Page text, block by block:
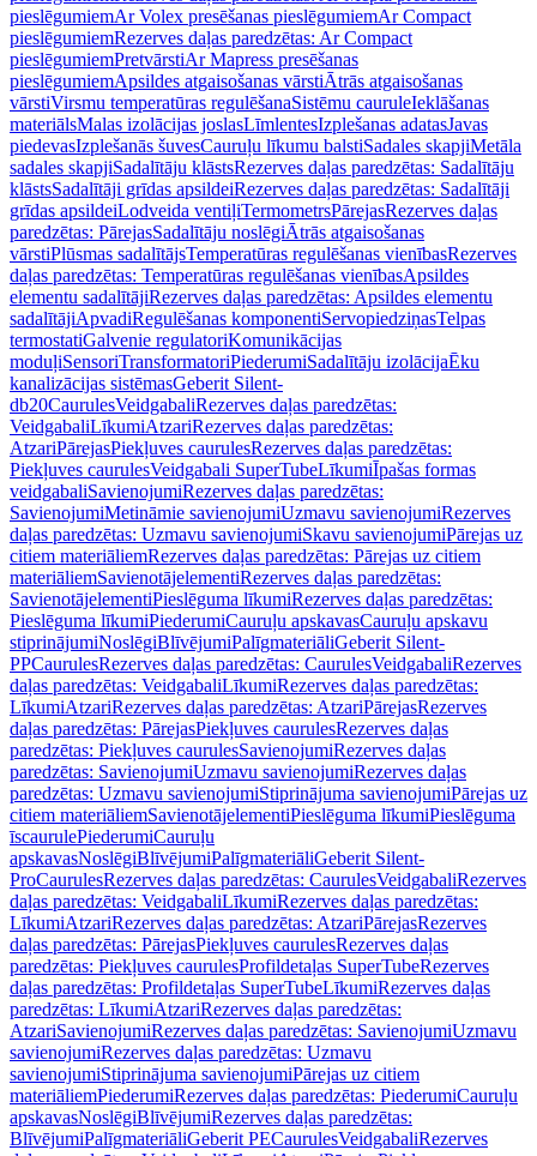
pieslēgumiemAr Volex presēšanas pieslēgumiemAr Compact
pieslēgumiemRezerves daļas paredzētas: Ar Compact
pieslēgumiemPretvārstiAr Mapress presēšanas
pieslēgumiemApsildes atgaisošanas vārstiĀtrās atgaisošanas
vārstiVirsmu temperatūras regulēšanaSistēmu cauruleIeklāšanas
materiālsMalas izolācijas joslasLīmlentesIzplešanas adatasJavas
piedevasIzplešanās šuvesCauruļu līkumu balstiSadales skapjiMetāla
sadales skapjiSadalītāju klāstsRezerves daļas paredzētas: Sadalītāju
klāstsSadalītāji grīdas apsildeiRezerves daļas paredzētas: Sadalītāji
grīdas apsildeiLodveida ventiļiTermometrsPārejasRezerves daļas
paredzētas: PārejasSadalītāju noslēgiĀtrās atgaisošanas
vārstiPlūsmas sadalītājsTemperatūras regulēšanas vienībasRezerves
daļas paredzētas: Temperatūras regulēšanas vienībasApsildes
elementu sadalītājiRezerves daļas paredzētas: Apsildes elementu
sadalītājiApvadiRegulēšanas komponentiServopiedziņasTelpas
termostatiGalvenie regulatoriKomunikācijas
moduļiSensoriTransformatoriPiederumiSadalītāju izolācijaĒku
kanalizācijas sistēmasGeberit Silent-
db20CaurulesVeidgabaliRezerves daļas paredzētas:
VeidgabaliLīkumiAtzariRezerves daļas paredzētas:
AtzariPārejasPiekļuves caurulesRezerves daļas paredzētas:
Piekļuves caurulesVeidgabali SuperTubeLīkumiĪpašas formas
veidgabaliSavienojumiRezerves daļas paredzētas:
SavienojumiMetināmie savienojumiUzmavu savienojumiRezerves
daļas paredzētas: Uzmavu savienojumiSkavu savienojumiPārejas uz
citiem materiāliemRezerves daļas paredzētas: Pārejas uz citiem
materiāliemSavienotājelementiRezerves daļas paredzētas:
SavienotājelementiPieslēguma līkumiRezerves daļas paredzētas:
Pieslēguma līkumiPiederumiCauruļu apskavasCauruļu apskavu
stiprinājumiNoslēgiBlīvējumiPalīgmateriāliGeberit Silent-
PPCaurulesRezerves daļas paredzētas: CaurulesVeidgabaliRezerves
daļas paredzētas: VeidgabaliLīkumiRezerves daļas paredzētas:
LīkumiAtzariRezerves daļas paredzētas: AtzariPārejasRezerves
daļas paredzētas: PārejasPiekļuves caurulesRezerves daļas
paredzētas: Piekļuves caurulesSavienojumiRezerves daļas
paredzētas: SavienojumiUzmavu savienojumiRezerves daļas
paredzētas: Uzmavu savienojumiStiprinājuma savienojumiPārejas uz
citiem materiāliemSavienotājelementiPieslēguma līkumiPieslēguma
īscaurulePiederumiCauruļu
apskavasNoslēgiBlīvējumiPalīgmateriāliGeberit Silent-
ProCaurulesRezerves daļas paredzētas: CaurulesVeidgabaliRezerves
daļas paredzētas: VeidgabaliLīkumiRezerves daļas paredzētas:
LīkumiAtzariRezerves daļas paredzētas: AtzariPārejasRezerves
daļas paredzētas: PārejasPiekļuves caurulesRezerves daļas
paredzētas: Piekļuves caurulesProfildetaļas SuperTubeRezerves
daļas paredzētas: Profildetaļas SuperTubeLīkumiRezerves daļas
paredzētas: LīkumiAtzariRezerves daļas paredzētas:
AtzariSavienojumiRezerves daļas paredzētas: SavienojumiUzmavu
savienojumiRezerves daļas paredzētas: Uzmavu
savienojumiStiprinājuma savienojumiPārejas uz citiem
materiāliemPiederumiRezerves daļas paredzētas: PiederumiCauruļu
apskavasNoslēgiBlīvējumiRezerves daļas paredzētas:
BlīvējumiPalīgmateriāliGeberit PECaurulesVeidgabaliRezerves